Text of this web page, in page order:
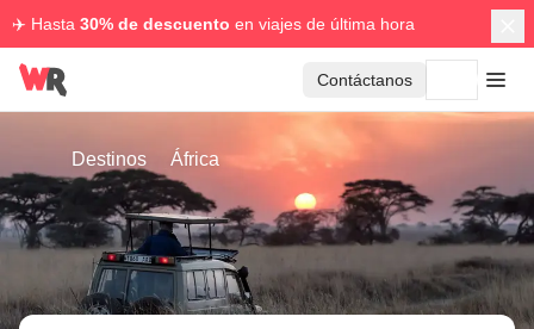
✈️ Hasta 30% de descuento en viajes de última hora
Contáctanos
Destinos África